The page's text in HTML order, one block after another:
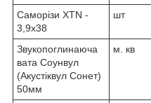
Саморізи XTN -
3,9x38
шт
Звукопоглинаюча
вата Соунвул
(Акустіквул Сонет)
50мм
м. кв